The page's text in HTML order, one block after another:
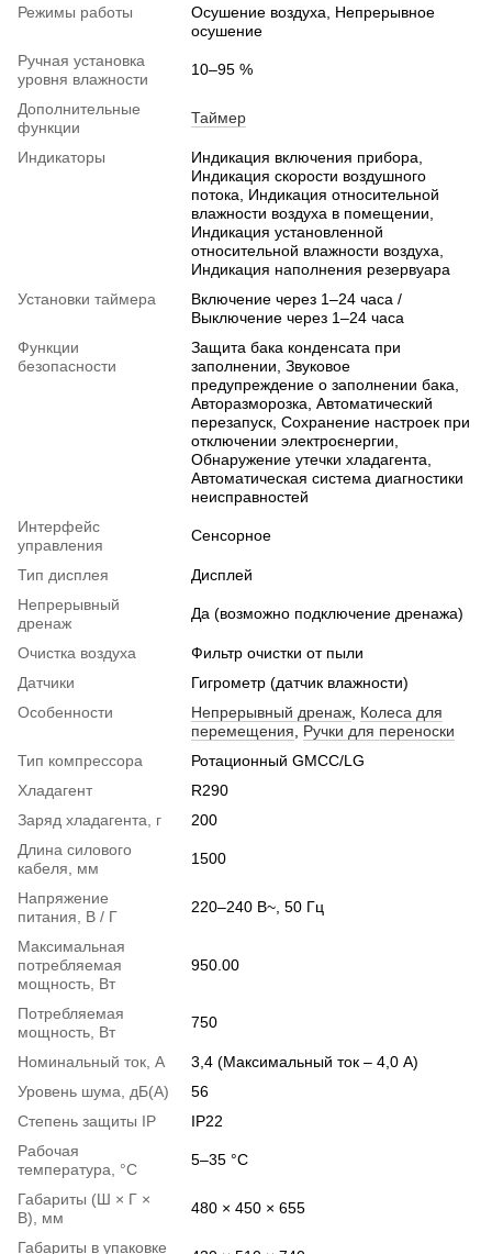
Режимы работы
Осушение воздуха, Непрерывное
осушение
Ручная установка
уровня влажности
10–95 %
Дополнительные
функции
Таймер
Индикаторы
Индикация включения прибора,
Индикация скорости воздушного
потока, Индикация относительной
влажности воздуха в помещении,
Индикация установленной
относительной влажности воздуха,
Индикация наполнения резервуара
Установки таймера
Включение через 1–24 часа /
Выключение через 1–24 часа
Функции
безопасности
Защита бака конденсата при
заполнении, Звуковое
предупреждение о заполнении бака,
Авторазморозка, Автоматический
перезапуск, Сохранение настроек при
отключении электроєнергии,
Обнаружение утечки хладагента,
Автоматическая система диагностики
неисправностей
Интерфейс
управления
Сенсорное
Тип дисплея
Дисплей
Непрерывный
дренаж
Да (возможно подключение дренажа)
Очистка воздуха
Фильтр очистки от пыли
Датчики
Гигрометр (датчик влажности)
Особенности
Непрерывный дренаж Колеса для
перемещения
Ручки для переноски
Тип компресcора
Ротационный GMCC/LG
Хладагент
R290
Заряд хладагента, г
200
Длина силового
кабеля, мм
1500
Напряжение
питания, В / Г
220–240 В~, 50 Гц
Максимальная
потребляемая
мощность, Вт
950.00
Потребляемая
мощность, Вт
750
Номинальный ток, А
3,4 (Максимальный ток – 4,0 А)
Уровень шума, дБ(А)
56
Степень защиты IP
IP22
Рабочая
температура, °С
5–35 °C
Габариты (Ш × Г ×
В), мм
480 × 450 × 655
Габариты в упаковке